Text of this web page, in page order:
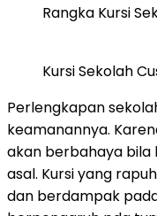
Rangka Kursi
Kursi Sekolah
Perlengkapan
keamanannya.
akan berbahaya bila
asal. Kursi yang
dan berdampak